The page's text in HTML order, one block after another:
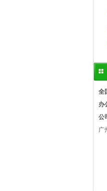
全
办
公
广